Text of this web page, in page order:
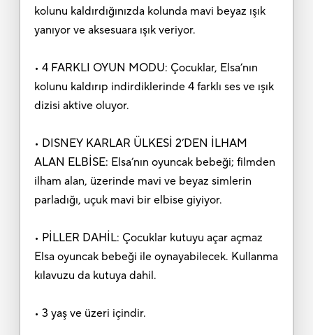
kolunu kaldırdığınızda kolunda mavi beyaz ışık
yanıyor ve aksesuara ışık veriyor.
• 4 FARKLI OYUN MODU: Çocuklar, Elsa’nın
kolunu kaldırıp indirdiklerinde 4 farklı ses ve ışık
dizisi aktive oluyor.
• DISNEY KARLAR ÜLKESİ 2’DEN İLHAM
ALAN ELBİSE: Elsa’nın oyuncak bebeği; filmden
ilham alan, üzerinde mavi ve beyaz simlerin
parladığı, uçuk mavi bir elbise giyiyor.
• PİLLER DAHİL: Çocuklar kutuyu açar açmaz
Elsa oyuncak bebeği ile oynayabilecek. Kullanma
kılavuzu da kutuya dahil.
• 3 yaş ve üzeri içindir.